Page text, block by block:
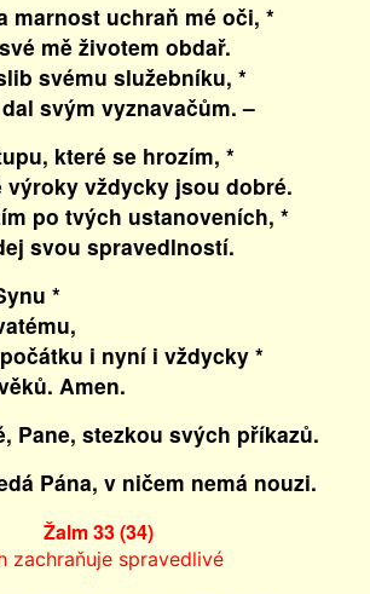
marnost uchraň mé oči, *
mě životem obdař.
svému služebníku, *
svým vyznavačům. –
které se hrozím, *
vždycky jsou dobré.
po tvých ustanoveních, *
svou spravedlností.
*
i nyní i vždycky *
Amen.
Pane, stezkou svých příkazů.
Pána, v ničem nemá nouzi.
Žalm 33 (34)
zachraňuje spravedlivé